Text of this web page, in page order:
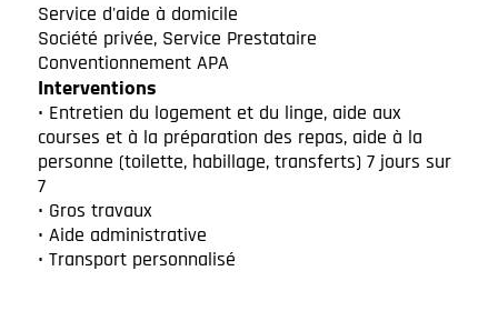
Service d'aide à domicile
Société privée, Service Prestataire
Conventionnement APA
Interventions
• Entretien du logement et du linge, aide aux
courses et à la préparation des repas, aide à la
personne (toilette, habillage, transferts) 7 jours sur
7
• Gros travaux
• Aide administrative
• Transport personnalisé